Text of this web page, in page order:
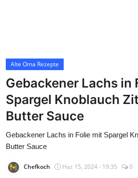
Alte Oma Rezepte
Gebackener Lachs in
Spargel Knoblauch
Butter Sauce
Gebackener Lachs in Folie mit Spargel
Butter Sauce
Chefkoch Haz 15, 2024 - 19:35 0